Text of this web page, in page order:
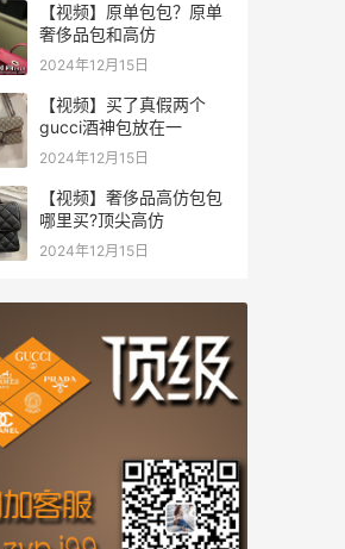
【视频】原单包包？原单
奢侈品包和高仿
2024年12月15日
【视频】买了真假两个
gucci酒神包放在一
2024年12月15日
【视频】奢侈品高仿包包
哪里买?顶尖高仿
2024年12月15日